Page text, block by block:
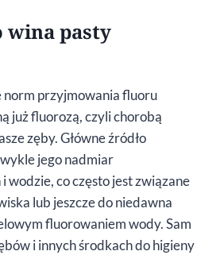
wina pasty
norm przyjmowania fluoru
już fluorozą, czyli chorobą
zęby. Główne źródło
jego nadmiar
wodzie, co często jest związane
lub jeszcze do niedawna
fluorowaniem wody. Sam
i innych środkach do higieny